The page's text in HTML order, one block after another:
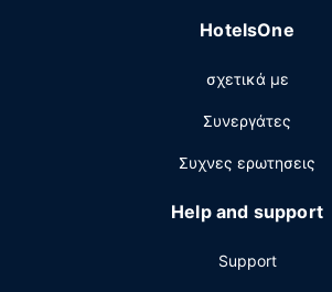
σαββατοκύριακα μεταξύ 7:30 π.μ. -
όλο το 24ωρο, αποθήκευση αποσκευών
αεροδρόμιο παρέχεται με επιπρόσθετη
(διαθέσιμο 24 ώρες το 24ωρο).
HotelsOne
σχετικά με
Συνεργάτες
Συχνες ερωτησεις
Help and support
Support